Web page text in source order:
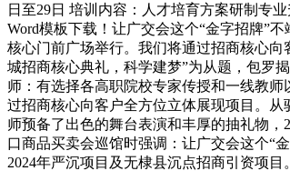
日至29日 培训内容：人才培育方案研制专
Word模板下载！让广交会这个“金字招牌”
核心门前广场举行。我们将通过招商核心
城招商核心典礼，科学建梦”为从题，包罗
师：有选择各高职院校专家传授和一线教
过招商核心向客户全方位立体展现项目。
师预备了出色的舞台表演和丰厚的抽礼物
口商品买卖会巡馆时强调：让广交会这个“
2024年严沉项目及无棣县沉点招商引资项